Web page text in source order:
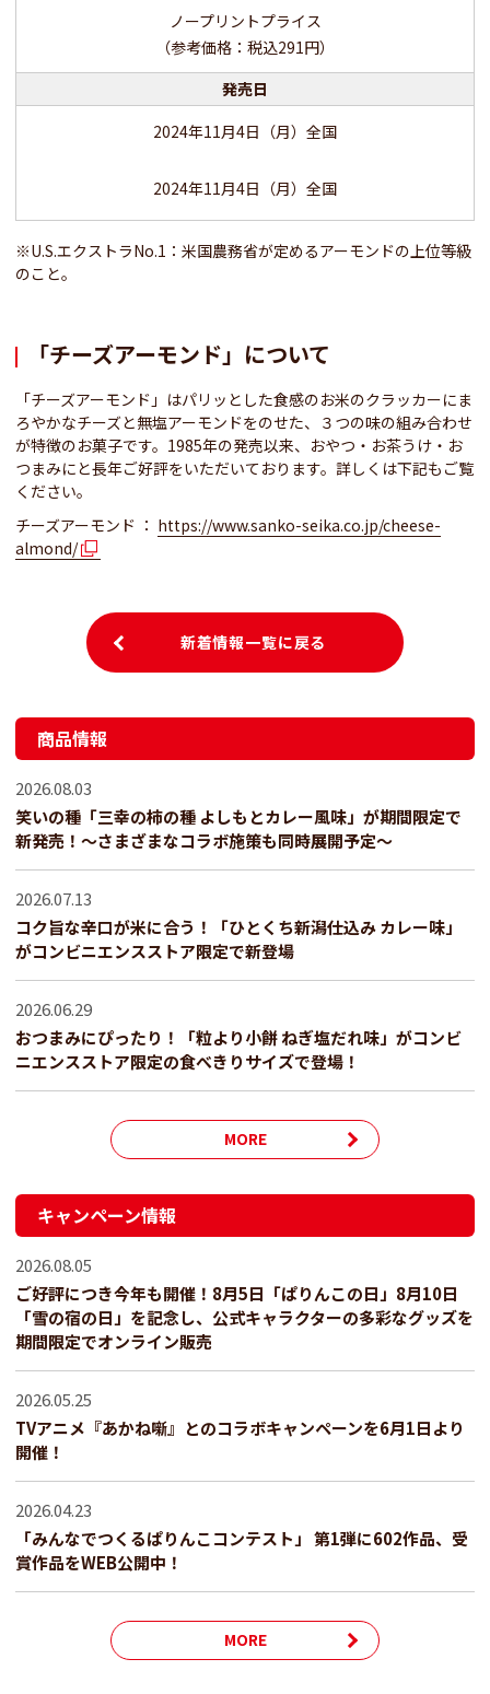
ノープリントプライス
（参考価格：税込291円）
発売日
2024年11月4日（月）全国
2024年11月4日（月）全国
※U.S.エクストラNo.1：米国農務省が定めるアーモンドの上位等級
のこと。
「チーズアーモンド」について
「チーズアーモンド」はパリッとした食感のお米のクラッカーにま
ろやかなチーズと無塩アーモンドをのせた、３つの味の組み合わせ
が特徴のお菓子です。1985年の発売以来、おやつ・お茶うけ・お
つまみにと長年ご好評をいただいております。詳しくは下記もご覧
ください。
チーズアーモンド ： https://www.sanko-seika.co.jp/cheese-
almond/
新着情報一覧に戻る
商品情報
2026.08.03
笑いの種「三幸の柿の種 よしもとカレー風味」が期間限定で
新発売！～さまざまなコラボ施策も同時展開予定～
2026.07.13
コク旨な辛口が米に合う！「ひとくち新潟仕込み カレー味」
がコンビニエンスストア限定で新登場
2026.06.29
おつまみにぴったり！「粒より小餅 ねぎ塩だれ味」がコンビ
ニエンスストア限定の食べきりサイズで登場！
MORE
キャンペーン情報
2026.08.05
ご好評につき今年も開催！8月5日「ぱりんこの日」8月10日
「雪の宿の日」を記念し、公式キャラクターの多彩なグッズを
期間限定でオンライン販売
2026.05.25
TVアニメ『あかね噺』とのコラボキャンペーンを6月1日より
開催！
2026.04.23
「みんなでつくるぱりんこコンテスト」 第1弾に602作品、受
賞作品をWEB公開中！
MORE